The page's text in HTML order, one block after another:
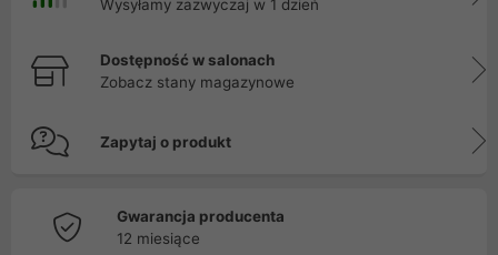
Wysyłamy zazwyczaj w 1 dzień
Dostępność w salonach
Zobacz stany magazynowe
Zapytaj o produkt
Gwarancja producenta
12 miesiące